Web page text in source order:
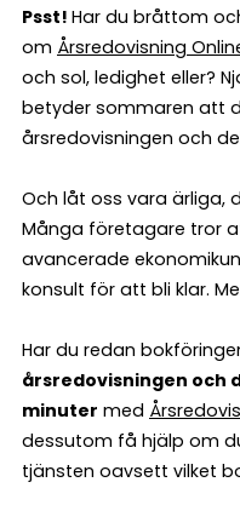
Psst! Har du bråttom
om Årsredovisning
och sol, ledighet eller?
betyder sommaren att
årsredovisningen och
Och låt oss vara ärliga,
Många företagare tror
avancerade
konsult för att bli klar.
Har du redan
årsredovisningen och
minuter med
dessutom få hjälp om
tjänsten oavsett vilket